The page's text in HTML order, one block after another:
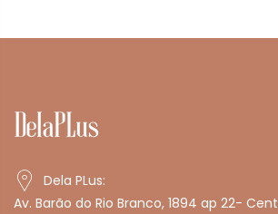
Dela PLus:
Av. Barão do Rio Branco, 1894 ap 22-